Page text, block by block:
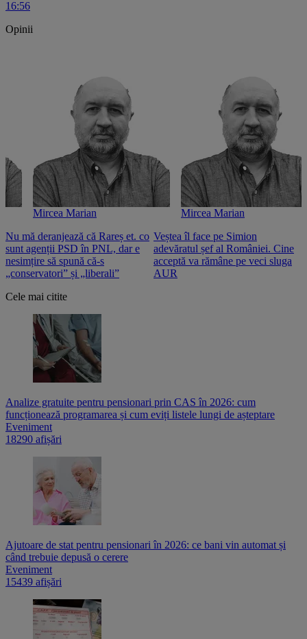
16:56
Opinii
Mircea Marian
Nu mă deranjează că Rareș et. co
sunt agenții PSD în PNL, dar e
nesimțire să spună că-s
„conservatori” și „liberali”
Mircea Marian
Veștea îl face pe Simion
adevăratul șef al României. Cine
acceptă va rămâne pe veci sluga
AUR
Cele mai citite
Analize gratuite pentru pensionari prin CAS în 2026: cum
funcționează programarea și cum eviți listele lungi de așteptare
Eveniment
18290 afișări
Ajutoare de stat pentru pensionari în 2026: ce bani vin automat și
când trebuie depusă o cerere
Eveniment
15439 afișări